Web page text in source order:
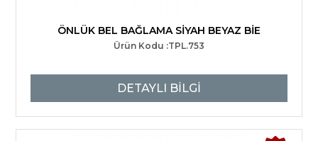
ÖNLÜK BEL BAĞLAMA SİYAH BEYAZ BİE
Ürün Kodu :TPL.753
DETAYLI BİLGİ